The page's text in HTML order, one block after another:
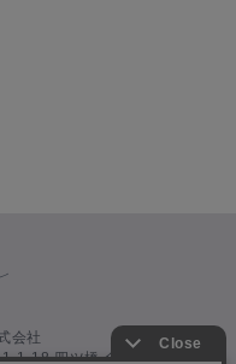
会社
1-18 四ツ橋イーストビル